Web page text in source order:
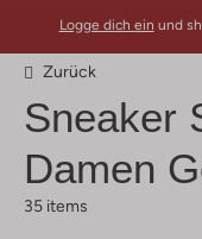
Logge dich ein und
Zurück
Sneaker
Damen
35 items